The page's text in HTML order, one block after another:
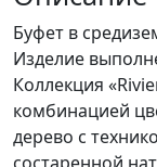
Буфет в
Изделие
Коллекция
комбинацией
дерево с